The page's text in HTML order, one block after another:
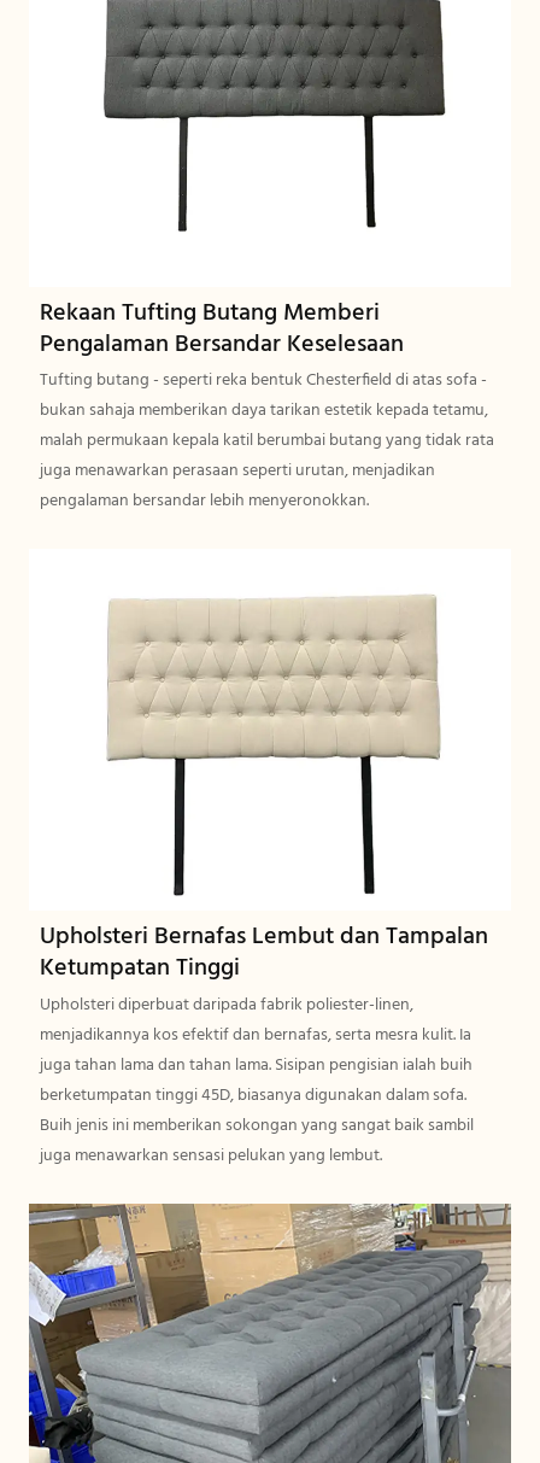
Rekaan Tufting Butang Memberi
Pengalaman Bersandar Keselesaan
Tufting butang - seperti reka bentuk Chesterfield di atas sofa -
bukan sahaja memberikan daya tarikan estetik kepada tetamu,
malah permukaan kepala katil berumbai butang yang tidak rata
juga menawarkan perasaan seperti urutan, menjadikan
pengalaman bersandar lebih menyeronokkan.
Upholsteri Bernafas Lembut dan Tampalan
Ketumpatan Tinggi
Upholsteri diperbuat daripada fabrik poliester-linen,
menjadikannya kos efektif dan bernafas, serta mesra kulit. Ia
juga tahan lama dan tahan lama. Sisipan pengisian ialah buih
berketumpatan tinggi 45D, biasanya digunakan dalam sofa.
Buih jenis ini memberikan sokongan yang sangat baik sambil
juga menawarkan sensasi pelukan yang lembut.